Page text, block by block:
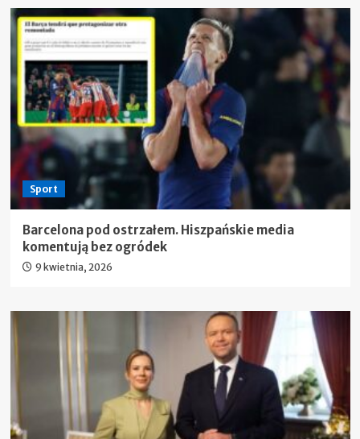
Sport
Barcelona pod ostrzałem. Hiszpańskie media
komentują bez ogródek
9 kwietnia, 2026